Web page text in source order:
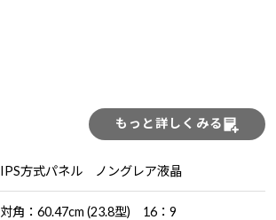
もっと詳しくみる
IPS方式パネル ノングレア液晶
対角：60.47cm (23.8型) 16：9